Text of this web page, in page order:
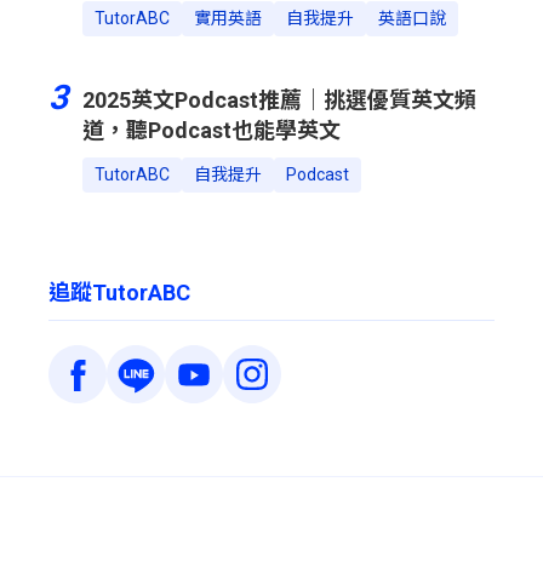
TutorABC 實用英語 自我提升 英語口說
3
2025英文Podcast推薦｜挑選優質英文頻
道，聽Podcast也能學英文
TutorABC 自我提升 Podcast
追蹤TutorABC